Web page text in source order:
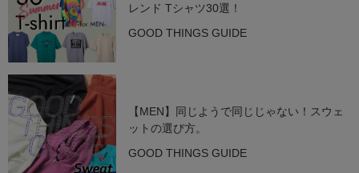
レンド Tシャツ30選！
GOOD THINGS GUIDE
【MEN】同じようで同じじゃない！スウェ
ットの選び方。
GOOD THINGS GUIDE